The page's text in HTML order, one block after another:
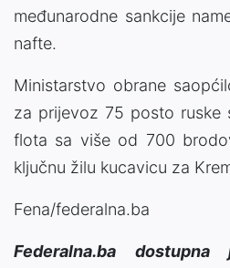
međunarodne sankcije
nafte.
Ministarstvo obrane
za prijevoz 75 posto ruske
flota sa više od 700
ključnu žilu kucavicu za
Fena/federalna.ba
Federalna.ba